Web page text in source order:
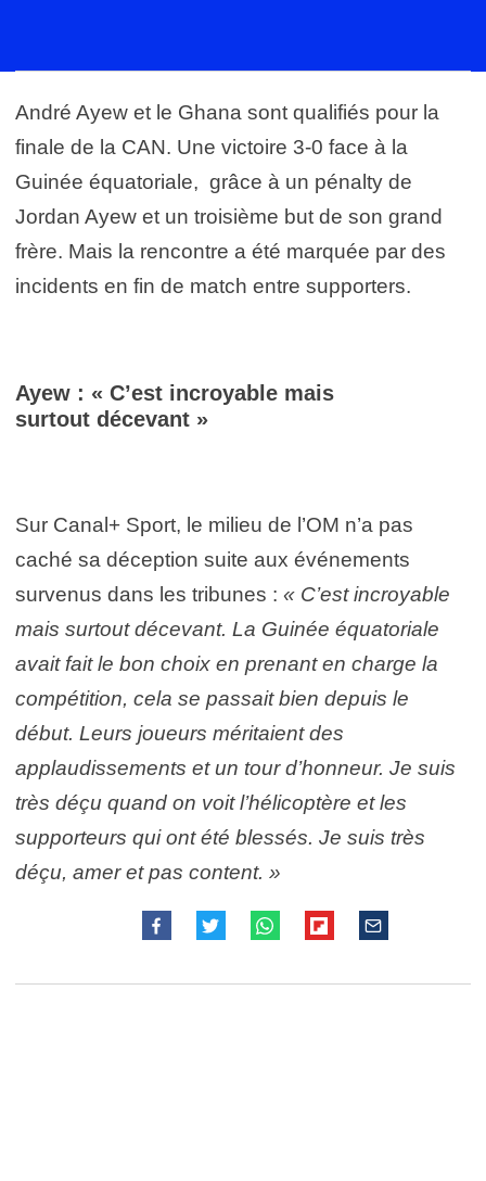
André Ayew et le Ghana sont qualifiés pour la
finale de la CAN. Une victoire 3-0 face à la
Guinée équatoriale, grâce à un pénalty de
Jordan Ayew et un troisième but de son grand
frère. Mais la rencontre a été marquée par des
incidents en fin de match entre supporters.
Ayew : « C’est incroyable mais
surtout décevant »
Sur Canal+ Sport, le milieu de l’OM n’a pas
caché sa déception suite aux événements
survenus dans les tribunes : « C’est incroyable
mais surtout décevant. La Guinée équatoriale
avait fait le bon choix en prenant en charge la
compétition, cela se passait bien depuis le
début. Leurs joueurs méritaient des
applaudissements et un tour d’honneur. Je suis
très déçu quand on voit l’hélicoptère et les
supporteurs qui ont été blessés. Je suis très
déçu, amer et pas content. »